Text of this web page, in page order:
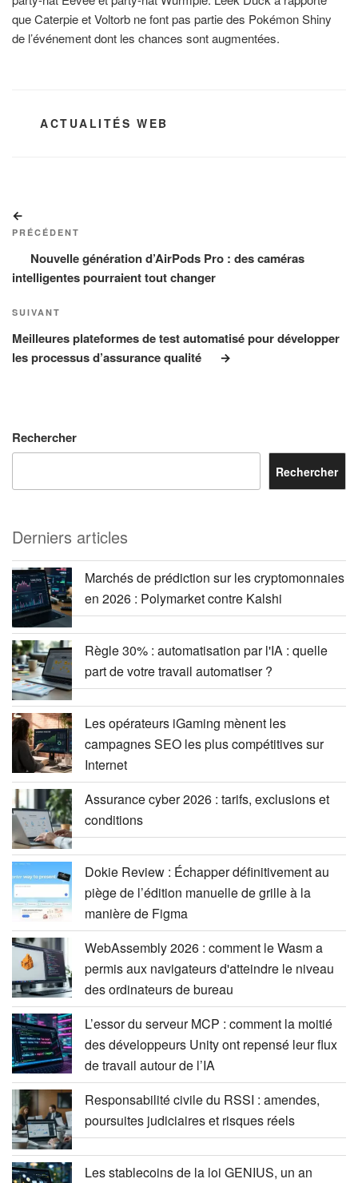
que Caterpie et Voltorb ne font pas partie des Pokémon Shiny
de l’événement dont les chances sont augmentées.
CATÉGORIES
ACTUALITÉS WEB
de
l’article
précédent
PRÉCÉDENT
Nouvelle génération d’AirPods Pro : des caméras
intelligentes pourraient tout changer
Article
suivant
SUIVANT
Meilleures plateformes de test automatisé pour développer
les processus d’assurance qualité
Rechercher
Rechercher
Derniers articles
Marchés de prédiction sur les cryptomonnaies
en 2026 : Polymarket contre Kalshi
Règle 30% : automatisation par l'IA : quelle
part de votre travail automatiser ?
Les opérateurs iGaming mènent les
campagnes SEO les plus compétitives sur
Internet
Assurance cyber 2026 : tarifs, exclusions et
conditions
Dokie Review : Échapper définitivement au
piège de l’édition manuelle de grille à la
manière de Figma
WebAssembly 2026 : comment le Wasm a
permis aux navigateurs d'atteindre le niveau
des ordinateurs de bureau
L’essor du serveur MCP : comment la moitié
des développeurs Unity ont repensé leur flux
de travail autour de l’IA
Responsabilité civile du RSSI : amendes,
poursuites judiciaires et risques réels
Les stablecoins de la loi GENIUS, un an